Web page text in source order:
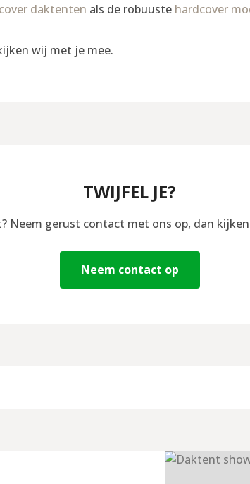
daktenten als de robuuste hardcover
wij met je mee.
TWIJFEL JE?
Neem gerust contact met ons op, dan
Neem contact op